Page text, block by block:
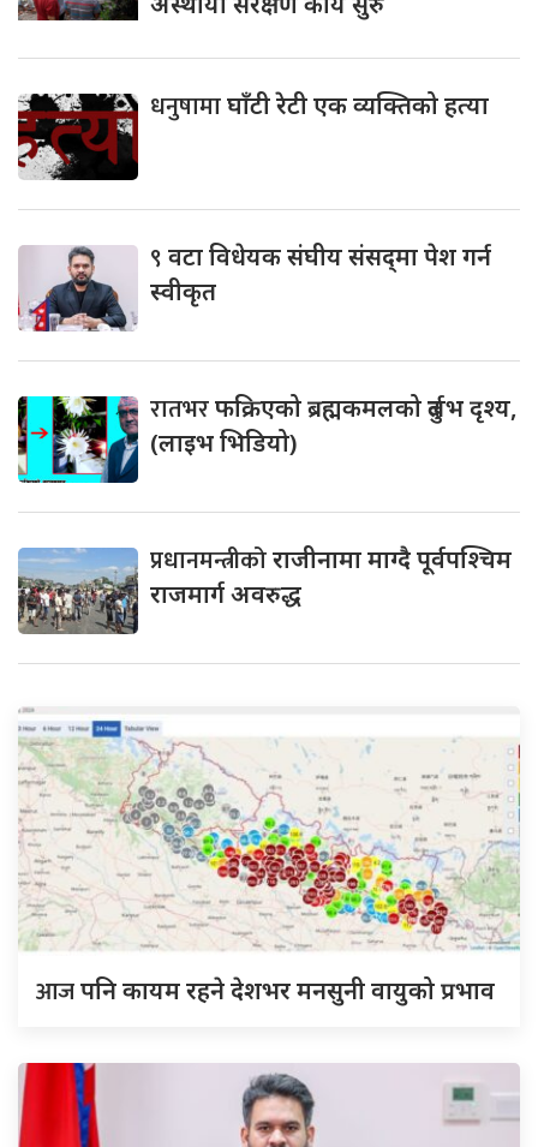
धनुषामाघाँटी रेटी एक व्यक्तिको हत्या
९ वटा विधेयक संघीय संसद्‌मा पेश गर्न
स्वीकृत
रातभरफक्रिएको ब्रह्मकमलको दुर्लभ दृश्य,
(लाइभ भिडियो)
प्रधानमन्त्रीकोराजीनामा माग्दै पूर्वपश्चिम
राजमार्ग अवरुद्ध
आजपनि कायम रहने देशभर मनसुनी वायुको प्रभाव